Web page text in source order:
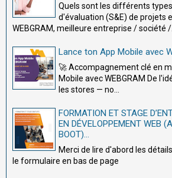
Quels sont les différents
d'évaluation (S&E) de projets
WEBGRAM, meilleure entreprise / société /...
Lance ton App Mobile avec
🚀 Accompagnement clé en
Mobile avec WEBGRAM De
les stores — no...
FORMATION ET STAGE
EN DÉVELOPPEMENT WEB
BOOT)...
Merci de lire d'abord les
le formulaire en bas de page